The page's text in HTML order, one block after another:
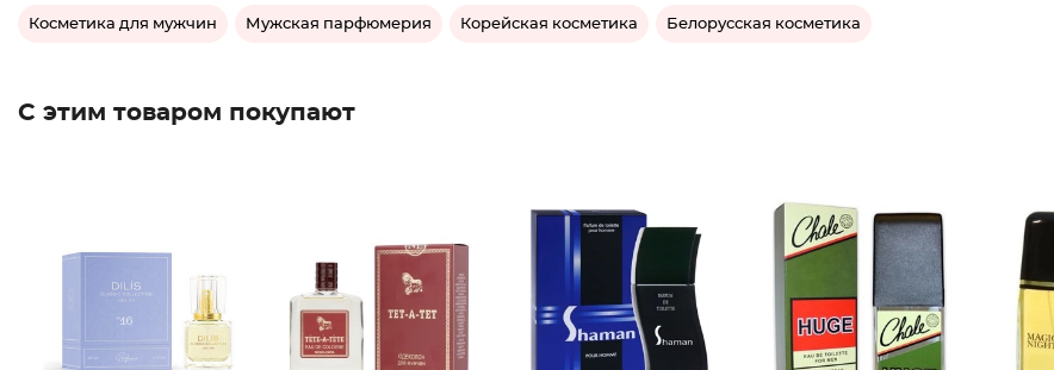
Косметика для мужчин Мужская парфюмерия Корейская косметика Белорусская косметика
С этим товаром покупают
Духи Cl Туалетн